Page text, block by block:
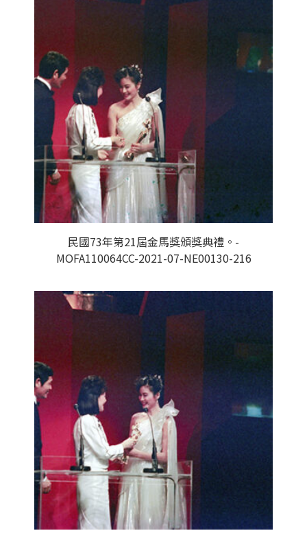
民國73年第21屆金馬獎頒獎典禮。-
MOFA110064CC-2021-07-NE00130-216